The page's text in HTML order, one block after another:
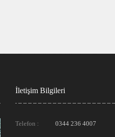
İletişim Bilgileri
Telefon : 0344 236 4007